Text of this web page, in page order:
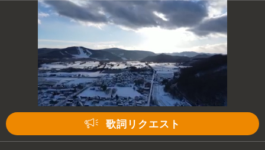
歌詞リクエスト